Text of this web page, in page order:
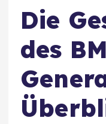
Die
des